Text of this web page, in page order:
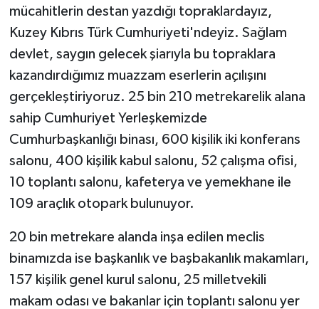
mücahitlerin destan yazdığı topraklardayız,
Kuzey Kıbrıs Türk Cumhuriyeti'ndeyiz. Sağlam
devlet, saygın gelecek şiarıyla bu topraklara
kazandırdığımız muazzam eserlerin açılışını
gerçekleştiriyoruz. 25 bin 210 metrekarelik alana
sahip Cumhuriyet Yerleşkemizde
Cumhurbaşkanlığı binası, 600 kişilik iki konferans
salonu, 400 kişilik kabul salonu, 52 çalışma ofisi,
10 toplantı salonu, kafeterya ve yemekhane ile
109 araçlık otopark bulunuyor.
20 bin metrekare alanda inşa edilen meclis
binamızda ise başkanlık ve başbakanlık makamları,
157 kişilik genel kurul salonu, 25 milletvekili
makam odası ve bakanlar için toplantı salonu yer